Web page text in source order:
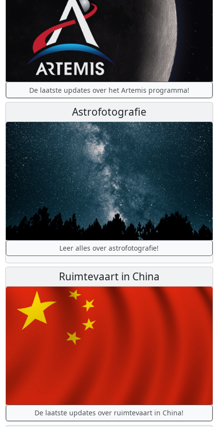
De laatste updates over het Artemis programma!
Astrofotografie
Leer alles over astrofotografie!
Ruimtevaart in China
De laatste updates over ruimtevaart in China!